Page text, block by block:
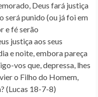
Deus fará justiça
será punido (ou já foi em
e fé serão
justiça aos seus
e noite, embora pareça
vos que, depressa, lhes
o Filho do Homem,
(Lucas 18-7-8)